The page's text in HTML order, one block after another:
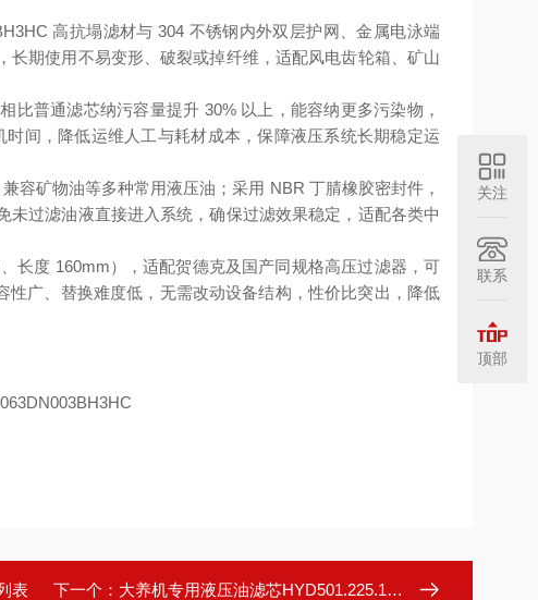
高抗塌滤材与 304 不锈钢内外双层护网、金属电泳端
期使用不易变形、破裂或掉纤维，适配风电齿轮箱、矿山
比普通滤芯纳污容量提升 30% 以上，能容纳更多污染物，
间，降低运维人工与耗材成本，保障液压系统长期稳定运
容矿物油等多种常用液压油；采用 NBR 丁腈橡胶密封件，
过滤油液直接进入系统，确保过滤效果稳定，适配各类中
长度 160mm），适配贺德克及国产同规格高压过滤器，可
性广、替换难度低，无需改动设备结构，性价比突出，降低
表 下一个： 大养机专用液压油滤芯HYD501.225.10/400ES
关注
联系
顶部